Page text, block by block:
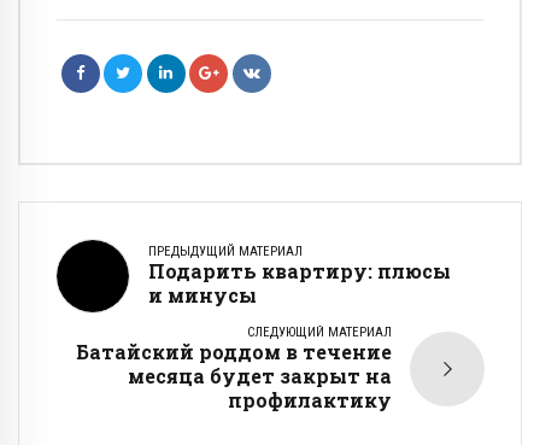
ПРЕДЫДУЩИЙ МАТЕРИАЛ
Подарить квартиру: плюсы
и минусы
СЛЕДУЮЩИЙ МАТЕРИАЛ
Батайский роддом в течение
месяца будет закрыт на
профилактику